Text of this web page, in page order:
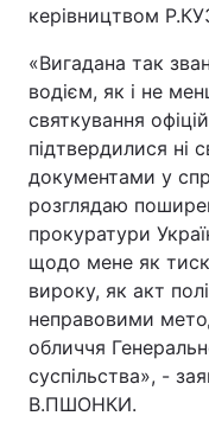
керівництвом
«Вигадана так
водієм, як і не
святкування
підтвердилися ні
документами у
розглядаю
прокуратури
щодо мене як тиск
вироку, як акт
неправовими
обличчя
суспільства», -
В.ПШОНКИ.